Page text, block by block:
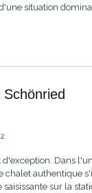
situation
2
Dans
chalet authentique
sur la